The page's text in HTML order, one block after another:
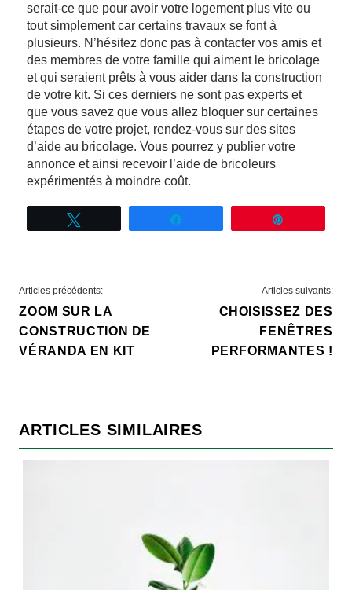
serait-ce que pour avoir votre logement plus vite ou
tout simplement car certains travaux se font à
plusieurs. N’hésitez donc pas à contacter vos amis et
des membres de votre famille qui aiment le bricolage
et qui seraient prêts à vous aider dans la construction
de votre kit. Si ces derniers ne sont pas experts et
que vous savez que vous allez bloquer sur certaines
étapes de votre projet, rendez-vous sur des sites
d’aide au bricolage. Vous pourrez y publier votre
annonce et ainsi recevoir l’aide de bricoleurs
expérimentés à moindre coût.
NAVIGATION
DE
L’ARTICLE
Articles précédents:
ZOOM SUR LA
CONSTRUCTION DE
VÉRANDA EN KIT
Articles suivants:
CHOISISSEZ DES
FENÊTRES
PERFORMANTES !
ARTICLES SIMILAIRES